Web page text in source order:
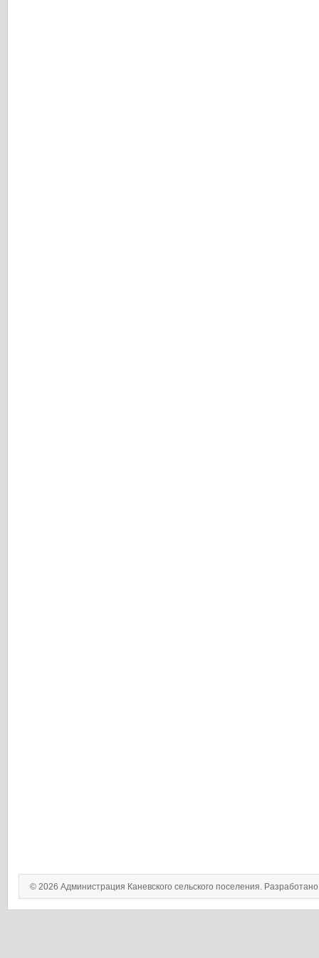
© 2026 Администрация Каневского сельского поселения.